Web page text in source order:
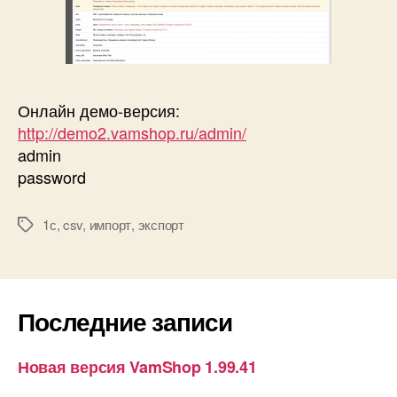
Онлайн демо-версия:
http://demo2.vamshop.ru/admin/
admin
password
Метки
1с,csv, импорт, экспорт
Последние записи
Новая версия VamShop 1.99.41